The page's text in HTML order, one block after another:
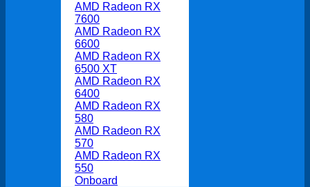
AMD Radeon RX
7600
AMD Radeon RX
6600
AMD Radeon RX
6500 XT
AMD Radeon RX
6400
AMD Radeon RX
580
AMD Radeon RX
570
AMD Radeon RX
550
Onboard